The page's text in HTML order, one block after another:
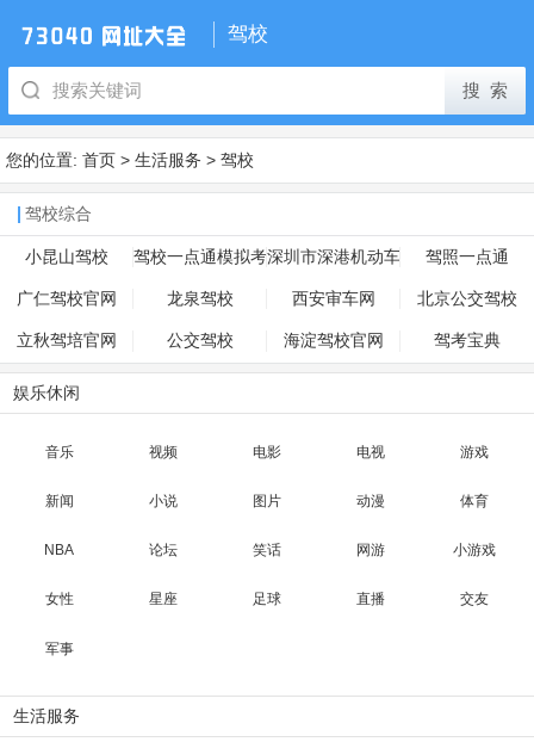
驾校
您的位置: 首页 > 生活服务 > 驾校
驾校综合
小昆山驾校 驾校一点通模拟考
试网
深圳市深港机动车
驾驶培训集团有限
公司
驾照一点通
广仁驾校官网 龙泉驾校 西安审车网 北京公交驾校
立秋驾培官网 公交驾校 海淀驾校官网 驾考宝典
娱乐休闲
音乐 视频 电影 电视 游戏
新闻 小说 图片 动漫 体育
NBA 论坛 笑话 网游 小游戏
女性 星座 足球 直播 交友
军事
生活服务